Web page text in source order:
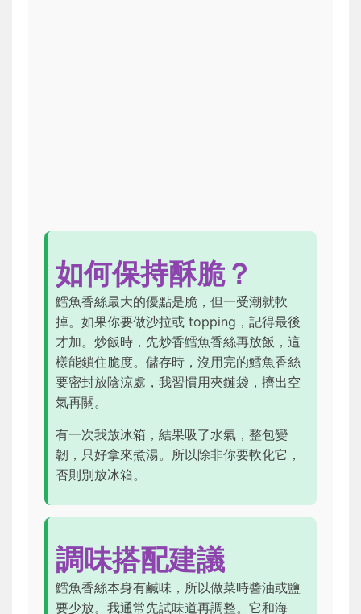
如何保持酥脆？
鱈魚香絲最大的優點是脆，但一受潮就軟
掉。如果你要做沙拉或 topping，記得最後
才加。炒飯時，先炒香鱈魚香絲再放飯，這
樣能鎖住脆度。儲存時，沒用完的鱈魚香絲
要密封放陰涼處，我習慣用夾鏈袋，擠出空
氣再關。
有一次我放冰箱，結果吸了水氣，整包變
韌，只好拿來煮湯。所以除非你要軟化它，
否則別放冰箱。
調味搭配建議
鱈魚香絲本身有鹹味，所以做菜時醬油或鹽
要少放。我通常先試味道再調整。它和海